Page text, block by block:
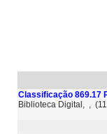
Classificação 869.17
Biblioteca Digital, ,